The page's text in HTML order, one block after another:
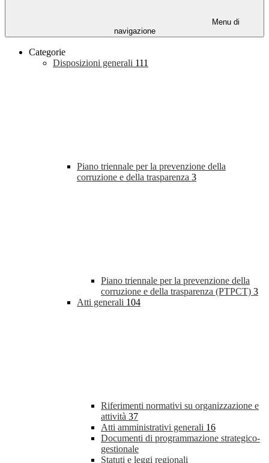
Menu di
navigazione
Categorie
Disposizioni generali 111
Piano triennale per la prevenzione della
corruzione e della trasparenza 3
Piano triennale per la prevenzione della
corruzione e della trasparenza (PTPCT) 3
Atti generali 104
Riferimenti normativi su organizzazione e
attività 37
Atti amministrativi generali 16
Documenti di programmazione strategico-
gestionale
Statuti e leggi regionali